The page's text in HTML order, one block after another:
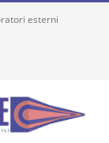
esterni